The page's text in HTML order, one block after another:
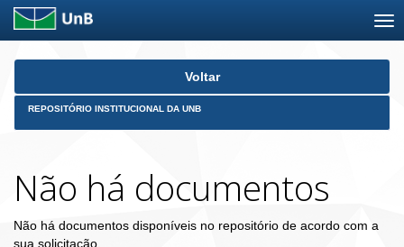
Skip
Voltar
REPOSITÓRIO INSTITUCIONAL DA UNB
Não há documentos
Não há documentos disponíveis no repositório de acordo com a
sua solicitação.